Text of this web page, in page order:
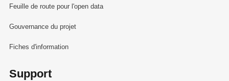
Feuille de route pour l'open data
Gouvernance du projet
Fiches d'information
Support